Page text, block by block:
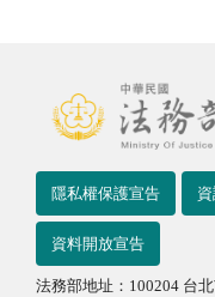
隱私權保護宣告
資料開放宣告
法務部地址：100204 台